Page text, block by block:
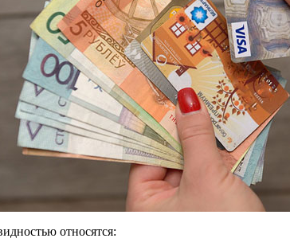
относятся: